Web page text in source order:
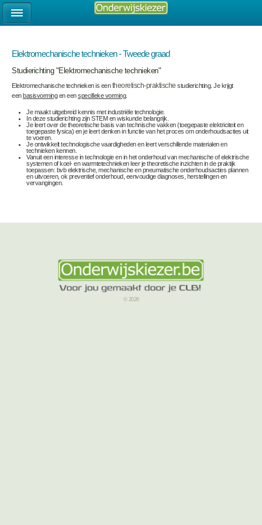
Elektromechanische technieken - Tweede graad
Studierichting "Elektromechanische technieken"
Elektromechanische technieken is eentheoretisch-praktische studierichting. Je krijgt
een basisvormingen eenspecifieke vorming.
Je maakt uitgebreid kennis met industriële technologie.
In deze studierichting zijn STEM en wiskunde belangrijk.
Je leert over de theoretische basis van technische vakken (toegepaste elektriciteit en
toegepaste fysica) en je leert denken in functie van het proces om onderhoudsacties uit
te voeren.
Je ontwikkelt technologische vaardigheden en leert verschillende materialen en
technieken kennen.
Vanuit een interesse in technologie en in het onderhoud van mechanische of elektrische
systemen of koel- en warmtetechnieken leer je theoretische inzichten in de praktijk
toepassen: bvb elektrische, mechanische en pneumatische onderhoudsacties plannen
en uitvoeren, ok preventief onderhoud, eenvoudige diagnoses, herstellingen en
vervangingen.
© 2026